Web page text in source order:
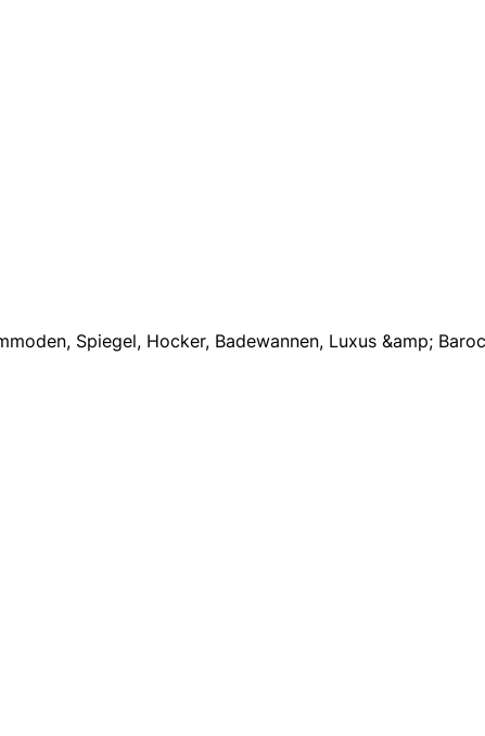
Spiegel, Hocker, Badewannen, Luxus &amp;